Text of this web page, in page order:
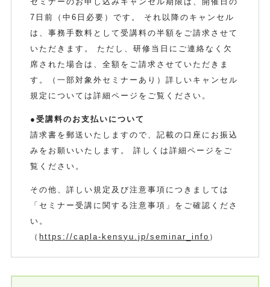
7日前（中6日必要）です。 それ以降のキャンセル
は、事務手数料として受講料の半額をご請求させて
いただきます。 ただし、研修当日にご連絡なく欠
席された場合は、全額をご請求させていただきま
す。（一部対象外セミナーあり）詳しいキャンセル
規定については詳細ページをご覧ください。
●受講料のお支払いについて
請求書を郵送いたしますので、記載の口座にお振込
みをお願いいたします。 詳しくは詳細ページをご
覧ください。
その他、詳しい規定及び注意事項につきましては
「セミナー受講に関する注意事項」をご確認くださ
い。
（ https://capla-kensyu.jp/seminar_info ）